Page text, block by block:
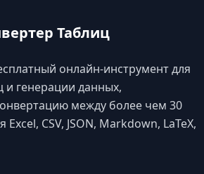
Таблиц
онлайн-инструмент для
и генерации данных,
между более чем 30
CSV, JSON, Markdown, LaTeX,